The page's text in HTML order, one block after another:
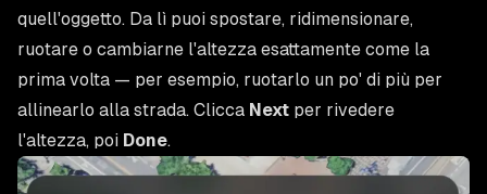
quell'oggetto. Da lì puoi spostare, ridimensionare,
ruotare o cambiarne l'altezza esattamente come la
prima volta — per esempio, ruotarlo un po' di più per
allinearlo alla strada. Clicca Next per rivedere
l'altezza, poi Done.